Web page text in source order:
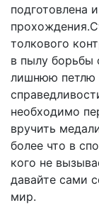
подготовлена
толкового
в пылу борьбы
лишнюю петлю
необходимо
вручить
более что в
кого не
давайте сами
мир.